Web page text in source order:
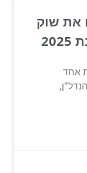
את שוק
להיות אחד